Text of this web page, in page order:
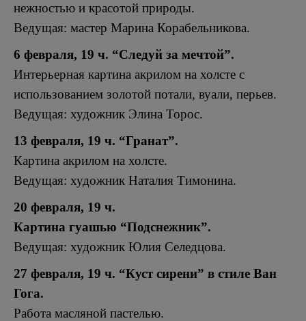
нежностью и красотой природы.
Ведущая: мастер Марина Корабельникова.
6 февраля, 19 ч. “Следуй за мечтой”.
Интерьерная картина акрилом на холсте с
использованием золотой потали, вуали, перьев.
Ведущая: художник Элина Торос.
13 февраля, 19 ч. “Гранат”.
Картина акрилом на холсте.
Ведущая: художник Наталия Тимонина.
20 февраля, 19 ч.
Картина гуашью “Подснежник”.
Ведущая: художник Юлия Селедцова.
27 февраля, 19 ч. “Куст сирени” в стиле Ван
Гога.
Работа масляной пастелью.